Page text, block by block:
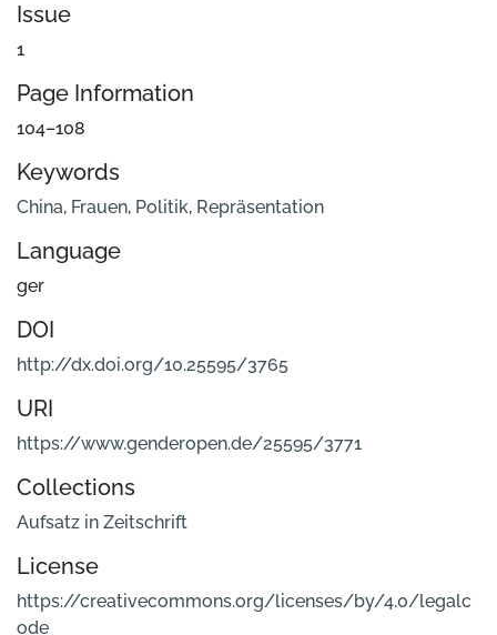
Issue
1
Page Information
104–108
Keywords
China, Frauen, Politik, Repräsentation
Language
ger
DOI
http://dx.doi.org/10.25595/3765
URI
https://www.genderopen.de/25595/3771
Collections
Aufsatz in Zeitschrift
License
https://creativecommons.org/licenses/by/4.0/legalc
ode